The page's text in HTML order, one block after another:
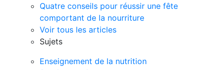
Quatre conseils pour réussir une fête
comportant de la nourriture
Voir tous les articles
Sujets
Enseignement de la nutrition